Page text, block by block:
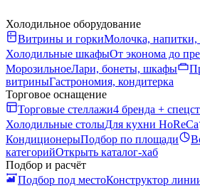
Холодильное оборудование
Витрины и горкиМолочка,
Холодильные шкафыОт эконома до
МорозильноеЛари, бонеты, шкафы
витриныГастрономия, кондитерка
Торговое оснащение
Торговые стеллажи4 бренда +
Холодильные столыДля кухни HoReCa
КондиционерыПодбор по площади
категорийОткрыть каталог-хаб
Подбор и расчёт
Подбор под местоКонструктор